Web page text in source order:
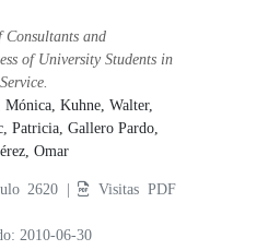
Consultants and
of University Students in
Mónica,Kuhne, Walter,
Patricia,Gallero Pardo,
Omar
2620 |
Visitas PDF
2010-06-30